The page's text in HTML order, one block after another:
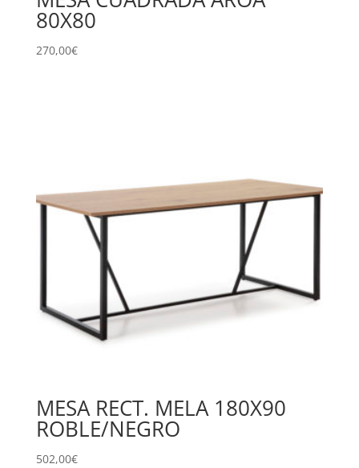
80X80
270,00€
MESA RECT. MELA 180X90
ROBLE/NEGRO
502,00€